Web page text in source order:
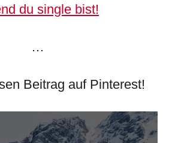
du single bist!
…
Beitrag auf Pinterest!